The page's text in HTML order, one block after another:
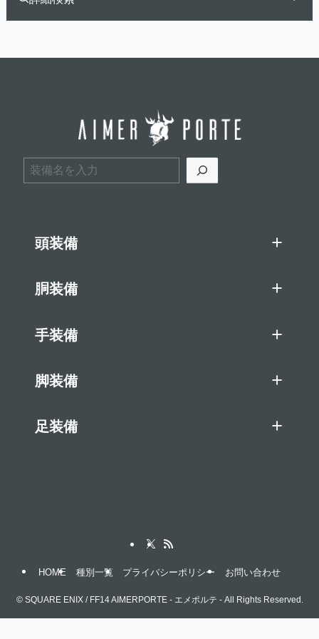
検索
頭装備
胴装備
手装備
脚装備
足装備
HOME 種別一覧 プライバシーポリシー お問い合わせ
©SQUARE ENIX / FF14 AIMERPORTE - エメポルテ - All Rights Reserved.